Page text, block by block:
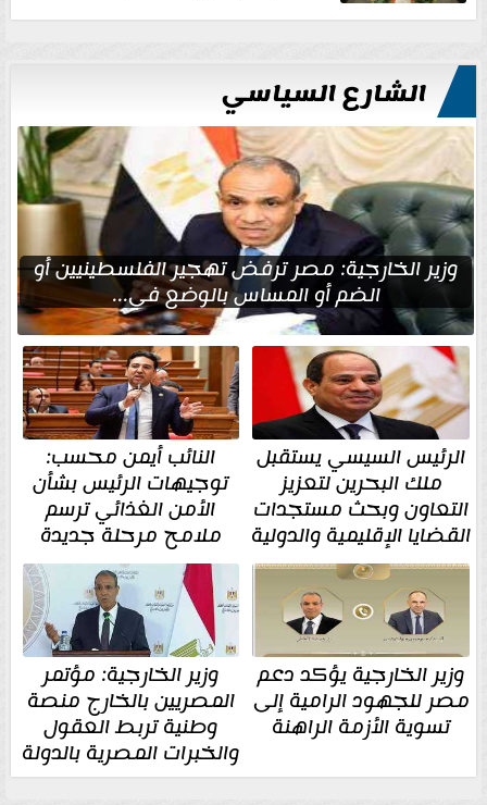
الشارع السياسي
وزير الخارجية: مصر ترفض تهجير الفلسطينيين أو
الضم أو المساس بالوضع في...
الرئيس السيسي يستقبل
ملك البحرين لتعزيز
التعاون وبحث مستجدات
القضايا الإقليمية والدولية
النائب أيمن محسب:
توجيهات الرئيس بشأن
الأمن الغذائي ترسم
ملامح مرحلة جديدة
وزير الخارجية يؤكد دعم
مصر للجهود الرامية إلى
تسوية الأزمة الراهنة
وزير الخارجية: مؤتمر
المصريين بالخارج منصة
وطنية تربط العقول
والخبرات المصرية بالدولة